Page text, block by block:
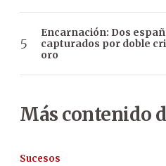
Encarnación: Dos
capturados por doble
oro
Más contenido
Sucesos